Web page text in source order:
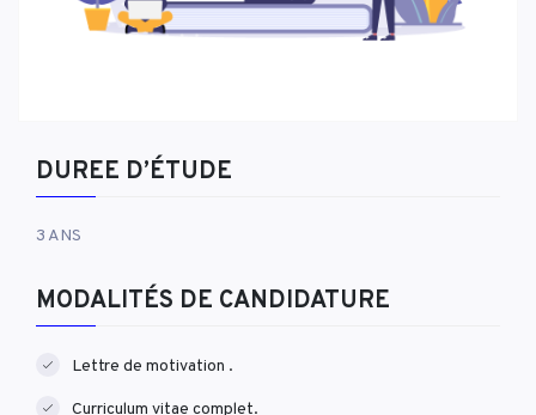
DUREE D’ÉTUDE
3 ANS
MODALITÉS DE CANDIDATURE
Lettre de motivation .
Curriculum vitae complet.